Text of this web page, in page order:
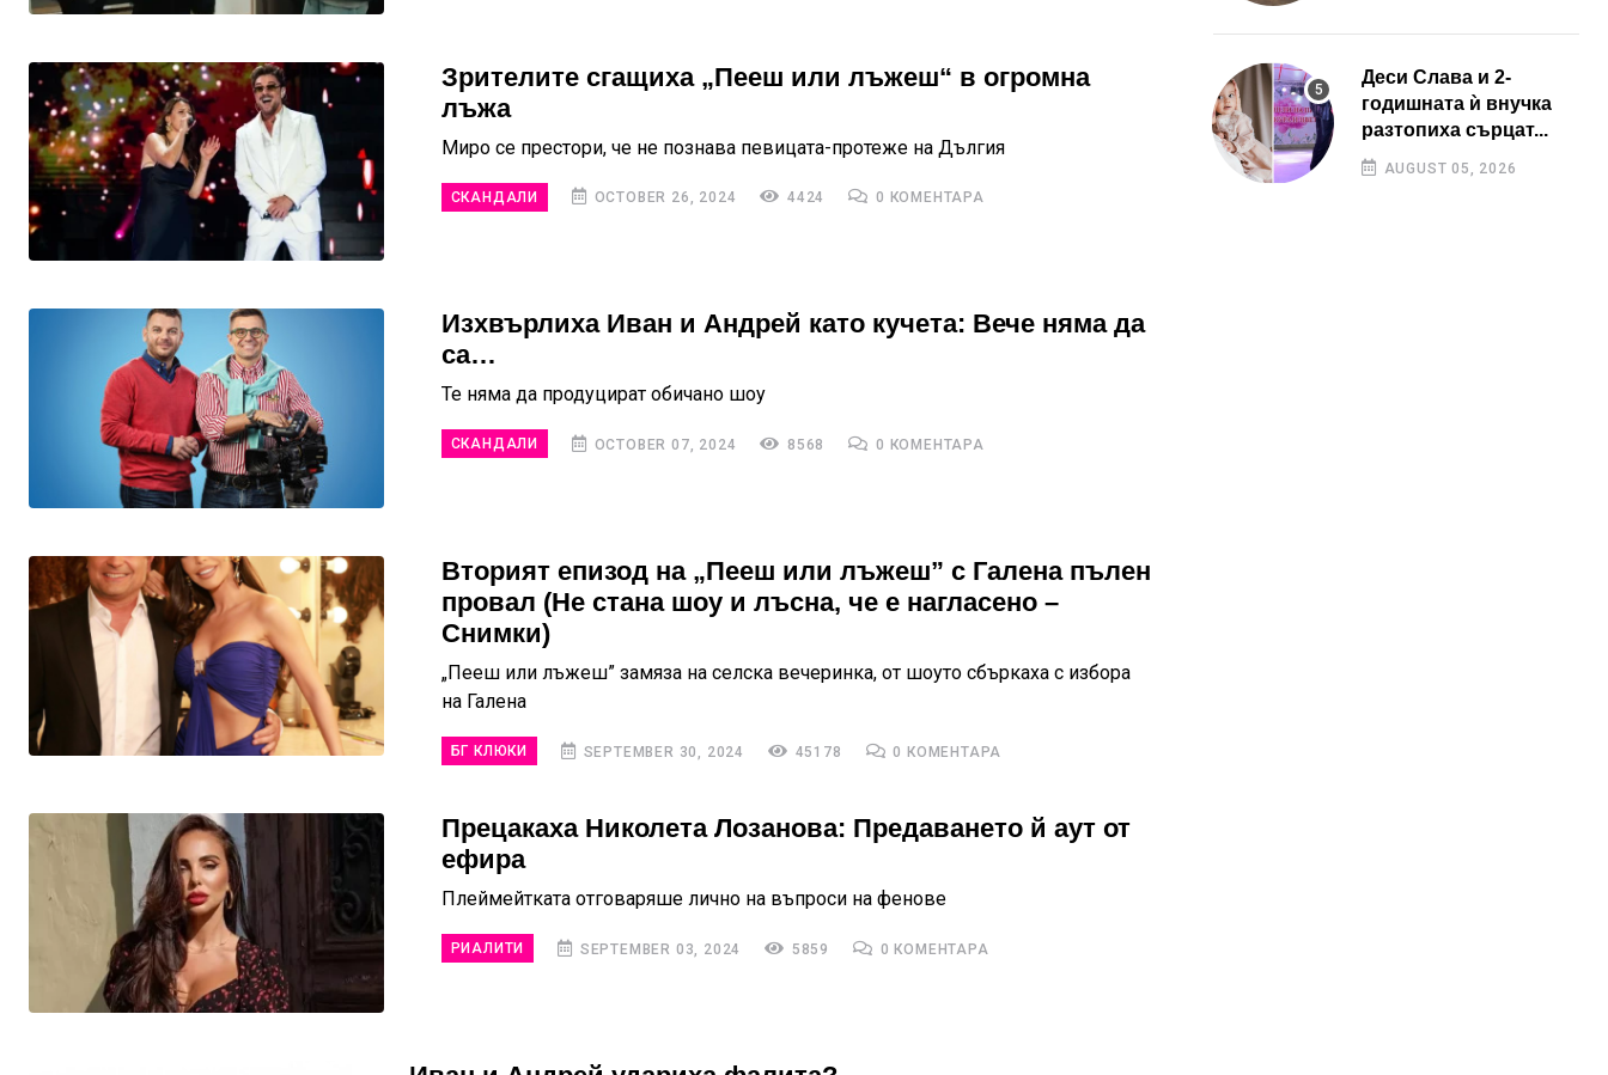
Зрителите сгащиха „Пееш или лъжеш“ в огромна
лъжа
Миро се престори, че не познава певицата-протеже на Дългия
СКАНДАЛИ OCTOBER 26, 2024 4424 0 КОМЕНТАРА
Изхвърлиха Иван и Андрей като кучета: Вече няма да
са…
Те няма да продуцират обичано шоу
СКАНДАЛИ OCTOBER 07, 2024 8568 0 КОМЕНТАРА
Вторият епизод на „Пееш или лъжеш” с Галена пълен
провал (Не стана шоу и лъсна, че е нагласено –
Снимки)
„Пееш или лъжеш” замяза на селска вечеринка, от шоуто сбъркаха с избора
на Галена
БГ КЛЮКИ SEPTEMBER 30, 2024 45178 0 КОМЕНТАРА
Прецакаха Николета Лозанова: Предаването й аут от
ефира
Плеймейтката отговаряше лично на въпроси на фенове
РИАЛИТИ SEPTEMBER 03, 2024 5859 0 КОМЕНТАРА
Деси Слава и 2-
годишната ѝ внучка
разтопиха сърцат...
AUGUST 05, 2026